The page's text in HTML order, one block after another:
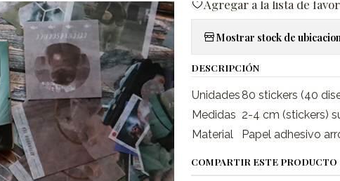
Agregar a la lista de
Mostrar stock de
DESCRIPCIÓN
Unidades80 stickers (40
Medidas 2-4 cm (stickers)
Material
Papel adhesivo
COMPARTIR ESTE PRODUCTO